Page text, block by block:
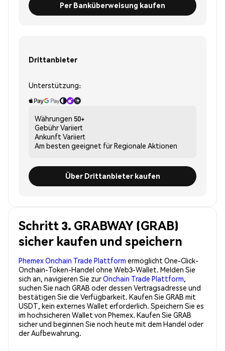
Per Banküberweisung kaufen
Drittanbieter
Unterstützung:
Währungen 50+
GebührVariiert
Ankunft Variiert
Am besten geeignet fürRegionale Aktionen
Über Drittanbieter kaufen
Schritt 3. GRABWAY (GRAB)
sicher kaufen und speichern
Phemex Onchain Trade Plattform ermöglicht One-Click-
Onchain-Token-Handel ohne Web3-Wallet. Melden Sie
sich an, navigieren Sie zurOnchain Trade Plattform,
suchen Sie nach GRAB oder dessen Vertragsadresse und
bestätigen Sie die Verfügbarkeit. Kaufen Sie GRAB mit
USDT, kein externes Wallet erforderlich. Speichern Sie es
im hochsicheren Wallet von Phemex. Kaufen Sie GRAB
sicher und beginnen Sie noch heute mit dem Handel oder
der Aufbewahrung.